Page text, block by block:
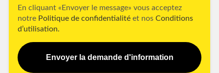
En cliquant «Envoyer le message» vous acceptez
notre Politique de confidentialité et nos Conditions
d’utilisation.
Envoyer la demande d'information